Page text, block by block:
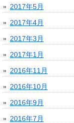
2017年5月
2017年4月
2017年3月
2017年1月
2016年11月
2016年10月
2016年9月
2016年7月